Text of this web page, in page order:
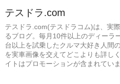
テスドラ.com
テスドラ.com(テスドラコム)は、実
るブログ。毎月10件以上のディーラ
台以上を試乗したクルマ大好き人間
を実車画像を交えてどこよりも詳し
イトはプロモーションが含まれていま